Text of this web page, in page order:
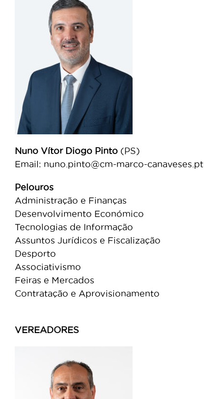
Nuno Vítor Diogo Pinto (PS)
Email: nuno.pinto@cm-marco-canaveses.pt
Pelouros
Administração e Finanças
Desenvolvimento Económico
Tecnologias de Informação
Assuntos Jurídicos e Fiscalização
Desporto
Associativismo
Feiras e Mercados
Contratação e Aprovisionamento
VEREADORES